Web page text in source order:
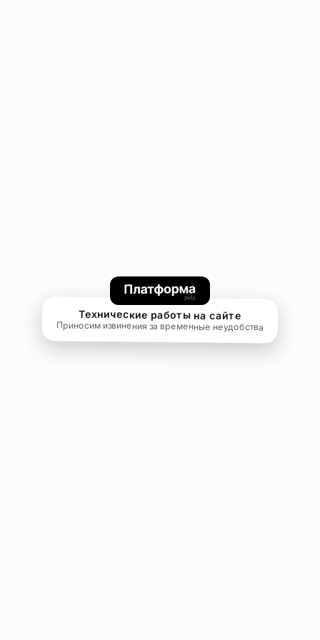
Технические работы на сайте
Приносим извинения за временные неудобства